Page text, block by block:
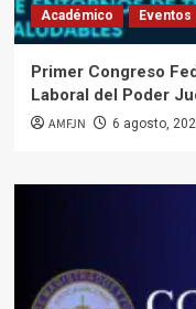
Académico Eventos
Primer Congreso
Laboral del Poder
AMFJN 6 agosto,